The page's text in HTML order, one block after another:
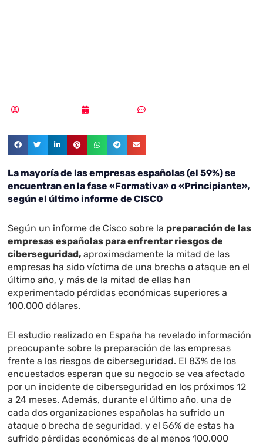
La mayoría de las empresas españolas (el 59%) se
encuentran en la fase «Formativa» o «Principiante»,
según el último informe de CISCO
Según un informe de Cisco sobre la preparación de las
empresas españolas para enfrentar riesgos de
ciberseguridad, aproximadamente la mitad de las
empresas ha sido víctima de una brecha o ataque en el
último año, y más de la mitad de ellas han
experimentado pérdidas económicas superiores a
100.000 dólares.
El estudio realizado en España ha revelado información
preocupante sobre la preparación de las empresas
frente a los riesgos de ciberseguridad. El 83% de los
encuestados esperan que su negocio se vea afectado
por un incidente de ciberseguridad en los próximos 12
a 24 meses. Además, durante el último año, una de
cada dos organizaciones españolas ha sufrido un
ataque o brecha de seguridad, y el 56% de estas ha
sufrido pérdidas económicas de al menos 100.000